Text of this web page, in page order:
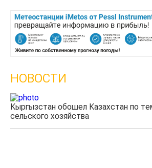
НОВОСТИ
Казахстанские фермеры заработали
экспорте чечевицы